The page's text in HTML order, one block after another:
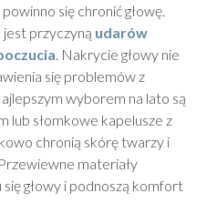
się chronić głowę.
jest przyczyną udarów
. Nakrycie głowy nie
się problemów z
wyborem na lato są
lub słomkowe kapelusze z
chronią skórę twarzy i
materiały
głowy i podnoszą komfort